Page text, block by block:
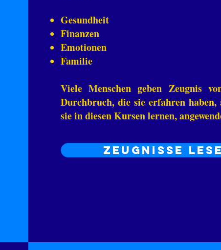
Gesundheit
Finanzen
Emotionen
Familie
Viele Menschen geben Zeugnis
Durchbruch, die sie erfahren haben,
sie in diesen Kursen lernen,
ZEUGNISSE